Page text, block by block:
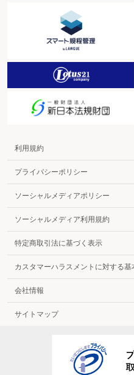
利用規約
プライバシーポリシー
ソーシャルメディアポリシー
ソーシャルメディア利用規約
特定商取引法に基づく表示
カスタマーハラスメントに対する基
会社情報
サイトマップ